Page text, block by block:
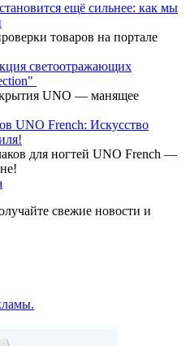
ещё сильнее: как мы
товаров на портале
светоотражающих
UNO — манящее
UNO French: Искусство
для ногтей UNO French —
свежие новости и